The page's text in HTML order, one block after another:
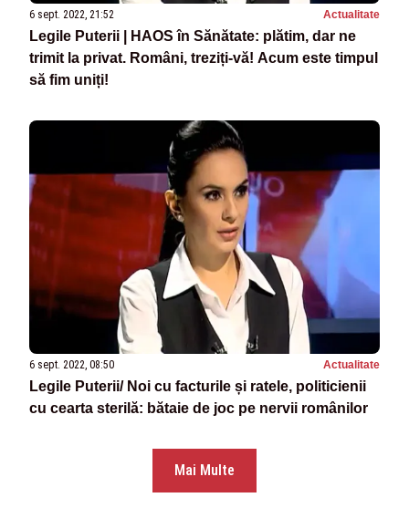
6 sept. 2022, 21:52 Actualitate
Legile Puterii | HAOS în Sănătate: plătim, dar ne
trimit la privat. Români, treziți-vă! Acum este timpul
să fim uniți!
6 sept. 2022, 08:50 Actualitate
Legile Puterii/ Noi cu facturile și ratele, politicienii
cu cearta sterilă: bătaie de joc pe nervii românilor
Mai Multe